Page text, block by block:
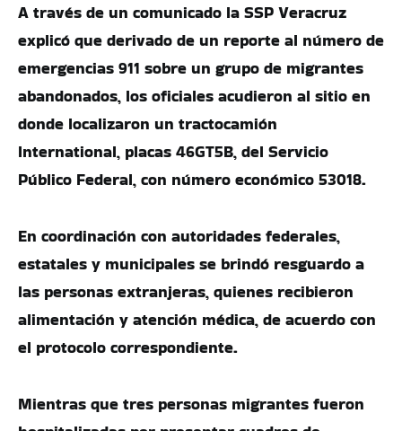
A través de un comunicado la SSP Veracruz
explicó que derivado de un reporte al número de
emergencias 911 sobre un grupo de migrantes
abandonados, los oficiales acudieron al sitio en
donde localizaron un tractocamión
International, placas 46GT5B, del Servicio
Público Federal, con número económico 53018.
En coordinación con autoridades federales,
estatales y municipales se brindó resguardo a
las personas extranjeras, quienes recibieron
alimentación y atención médica, de acuerdo con
el protocolo correspondiente.
Mientras que tres personas migrantes fueron